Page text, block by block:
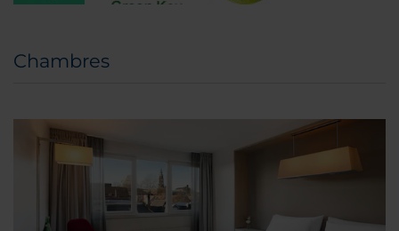
Chambres